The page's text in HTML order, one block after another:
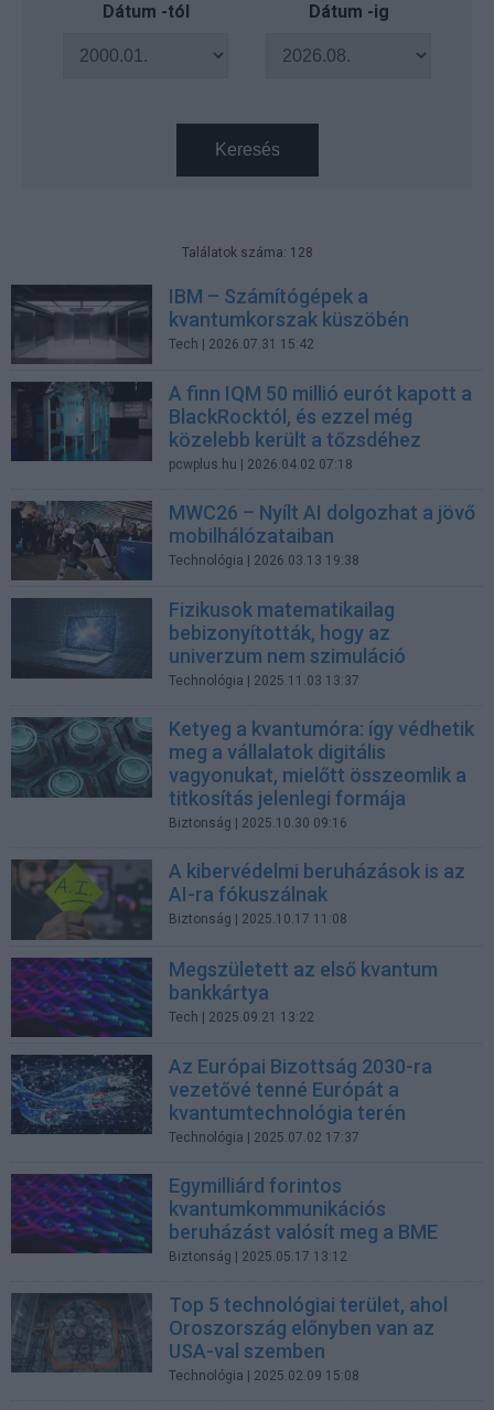
Dátum -tól Dátum -ig
Keresés
Találatok száma: 128
IBM – Számítógépek a
kvantumkorszak küszöbén
Tech | 2026.07.31 15:42
A finn IQM 50 millió eurót kapott a
BlackRocktól, és ezzel még
közelebb került a tőzsdéhez
pcwplus.hu | 2026.04.02 07:18
MWC26 – Nyílt AI dolgozhat a jövő
mobilhálózataiban
Technológia | 2026.03.13 19:38
Fizikusok matematikailag
bebizonyították, hogy az
univerzum nem szimuláció
Technológia | 2025.11.03 13:37
Ketyeg a kvantumóra: így védhetik
meg a vállalatok digitális
vagyonukat, mielőtt összeomlik a
titkosítás jelenlegi formája
Biztonság | 2025.10.30 09:16
A kibervédelmi beruházások is az
AI-ra fókuszálnak
Biztonság | 2025.10.17 11:08
Megszületett az első kvantum
bankkártya
Tech | 2025.09.21 13:22
Az Európai Bizottság 2030-ra
vezetővé tenné Európát a
kvantumtechnológia terén
Technológia | 2025.07.02 17:37
Egymilliárd forintos
kvantumkommunikációs
beruházást valósít meg a BME
Biztonság | 2025.05.17 13:12
Top 5 technológiai terület, ahol
Oroszország előnyben van az
USA-val szemben
Technológia | 2025.02.09 15:08